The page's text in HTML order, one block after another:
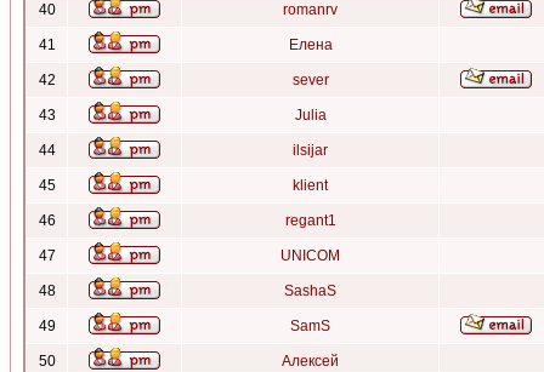
40 romanrv
41 Елена
42 sever
43 Julia
44 ilsijar
45 klient
46 regant1
47 UNICOM
48 SashaS
49 SamS
50 Алексей